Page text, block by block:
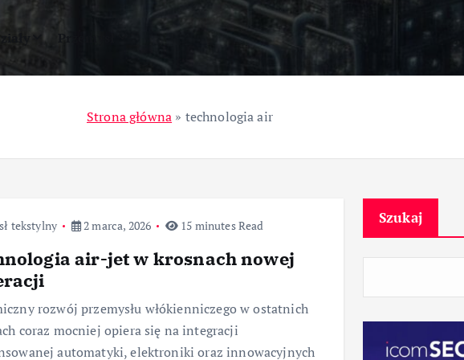
Przemysł
Strona główna » technologia air
tekstylny 2 marca, 2026 15 minutes Read
air-jet w krosnach nowej
rozwój przemysłu włókienniczego w ostatnich
coraz mocniej opiera się na integracji
automatyki, elektroniki oraz innowacyjnych
Szukaj